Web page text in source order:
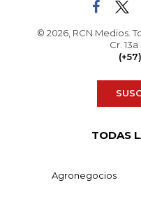
© 2026, RCN Medios.
Cr.
TODAS
Agronegocios